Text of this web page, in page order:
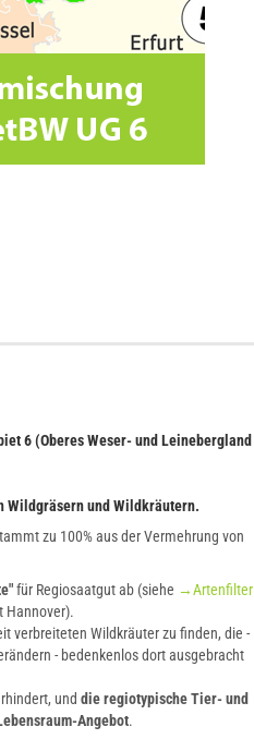
6 (Oberes Weser- und Leinebergland
Wildgräsern und Wildkräutern.
zu 100% aus der Vermehrung von
für Regiosaatgut ab (siehe →Artenfilter
Hannover).
verbreiteten Wildkräuter zu finden, die -
- bedenkenlos dort ausgebracht
und die regiotypische Tier- und
Angebot.